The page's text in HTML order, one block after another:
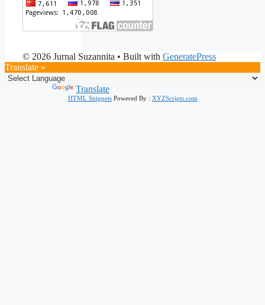
© 2026 Jurnal Suzannita • Built with GeneratePress
Translate »
Translate
HTML SnippetsPowered By : XYZScripts.com